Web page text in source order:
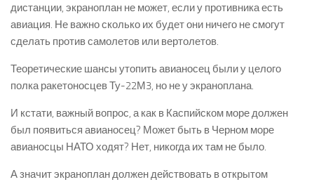
дистанции, экраноплан не может, если у противника есть
авиация. Не важно сколько их будет они ничего не смогут
сделать против самолетов или вертолетов.
Теоретические шансы утопить авианосец были у целого
полка ракетоносцев Ту-22М3, но не у экраноплана.
И кстати, важный вопрос, а как в Каспийском море должен
был появиться авианосец? Может быть в Черном море
авианосцы НАТО ходят? Нет, никогда их там не было.
А значит экраноплан должен действовать в открытом